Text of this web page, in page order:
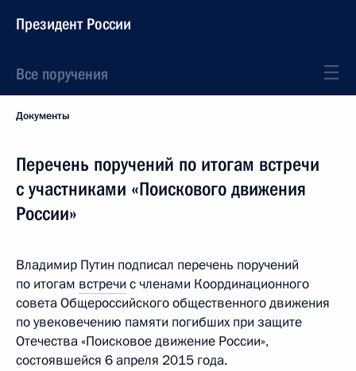
Президент России
Все поручения
Документы
Перечень поручений по итогам встречи
с участниками «Поискового движения
России»
Владимир Путин подписал перечень поручений
по итогам встречи с членами Координационного
совета Общероссийского общественного движения
по увековечению памяти погибших при защите
Отечества «Поисковое движение России»,
состоявшейся 6 апреля 2015 года.